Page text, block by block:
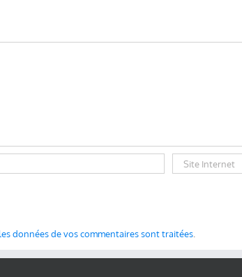
données de vos commentaires sont traitées